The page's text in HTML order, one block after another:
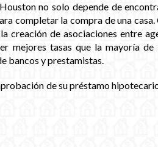
no solo depende de
completar la compra de una
creación de asociaciones entre
mejores tasas que la mayoría
bancos y prestamistas.
de su préstamo